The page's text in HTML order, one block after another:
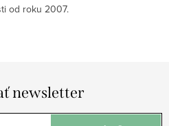
od roku 2007.
newsletter